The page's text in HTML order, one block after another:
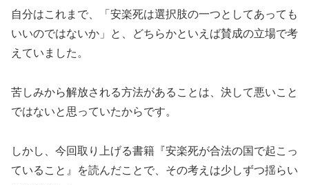
自分はこれまで、「安楽死は選択肢の一つとしてあっても
いいのではないか」と、どちらかといえば賛成の立場で考
えていました。
苦しみから解放される方法があることは、決して悪いこと
ではないと思っていたからです。
しかし、今回取り上げる書籍『安楽死が合法の国で起こっ
ていること』を読んだことで、その考えは少しずつ揺らい